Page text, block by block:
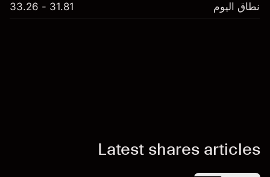
نطاق اليوم 31.81 - 33.26
Latest shares articles